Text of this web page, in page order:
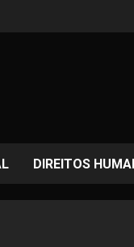
DIREITOS